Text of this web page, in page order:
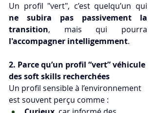
ne subira pas passivement la
transition
l'accompagner intelligemment.
2. Parce qu’un profil “vert” véhicule
des soft skills recherchées
Un profil sensible à l’environnement
est souvent perçu comme :